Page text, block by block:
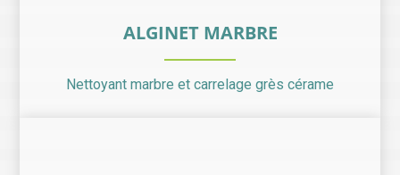
ALGINET MARBRE
Nettoyant marbre et carrelage grès cérame